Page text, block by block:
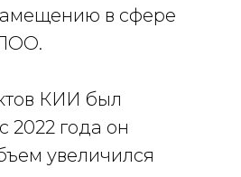
в сфере
КИИ был
2022 года он
увеличился